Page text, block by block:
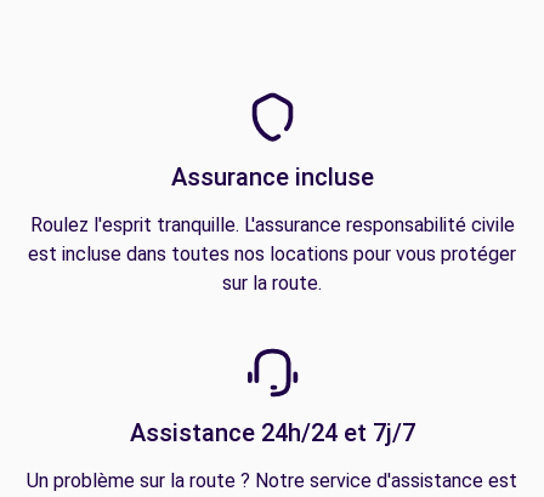
Assurance incluse
Roulez l'esprit tranquille. L'assurance responsabilité civile
est incluse dans toutes nos locations pour vous protéger
sur la route.
Assistance 24h/24 et 7j/7
Un problème sur la route ? Notre service d'assistance est